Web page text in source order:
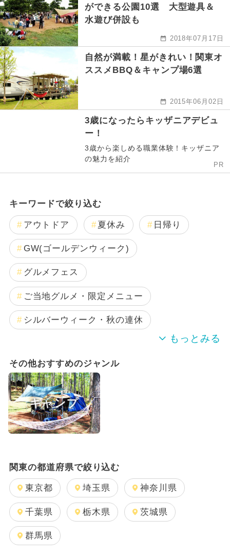
ができる公園10選 大型遊具＆
水遊び併設も
2018年07月17日
自然が満載！星がきれい！関東オ
ススメBBQ＆キャンプ場6選
2015年06月02日
3歳になったらキッザニアデビュ
ー！
3歳から楽しめる職業体験！キッザニア
の魅力を紹介
PR
キーワードで絞り込む
アウトドア 夏休み 日帰り
GW(ゴールデンウィーク)
グルメフェス
ご当地グルメ・限定メニュー
シルバーウィーク・秋の連休
絶景 外遊び（屋外遊び場）
厳選お出かけまとめ
2019年のイベント
その他おすすめのジャンル
キャンプ
関東の都道府県で絞り込む
東京都 埼玉県 神奈川県
千葉県 栃木県 茨城県
群馬県